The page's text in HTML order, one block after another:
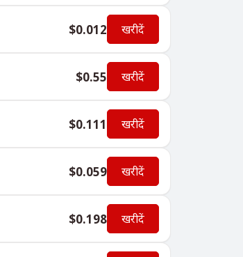
$0.012 खरीदें
$0.55 खरीदें
$0.111 खरीदें
$0.059 खरीदें
$0.198 खरीदें